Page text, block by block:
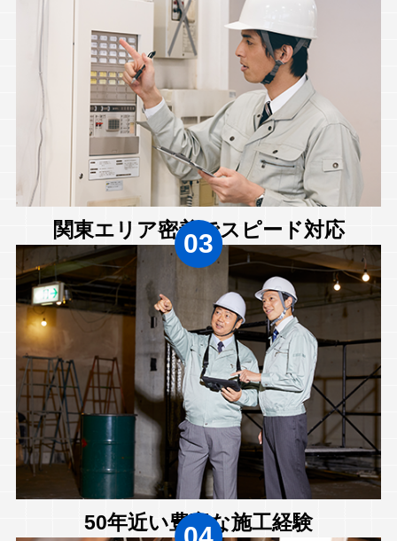
関東エリア密着でスピード対応
03
50年近い豊富な施工経験